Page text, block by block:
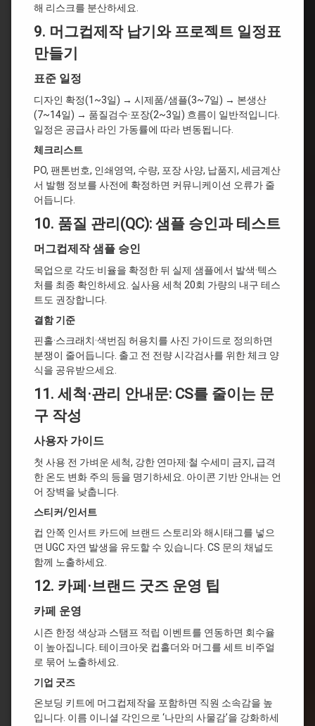
해 리스크를 분산하세요.
9. 머그컵제작 납기와 프로젝트 일정표
만들기
표준 일정
디자인 확정(1~3일) → 시제품/샘플(3~7일) → 본생산
(7~14일) → 품질검수·포장(2~3일) 흐름이 일반적입니다.
일정은 공급사 라인 가동률에 따라 변동됩니다.
체크리스트
PO, 팬톤번호, 인쇄영역, 수량, 포장 사양, 납품지, 세금계산
서 발행 정보를 사전에 확정하면 커뮤니케이션 오류가 줄
어듭니다.
10. 품질 관리(QC): 샘플 승인과 테스트
머그컵제작 샘플 승인
목업으로 각도·비율을 확정한 뒤 실제 샘플에서 발색·텍스
처를 최종 확인하세요. 실사용 세척 20회 가량의 내구 테스
트도 권장합니다.
결함 기준
핀홀·스크래치·색번짐 허용치를 사진 가이드로 정의하면
분쟁이 줄어듭니다. 출고 전 전량 시각검사를 위한 체크 양
식을 공유받으세요.
11. 세척·관리 안내문: CS를 줄이는 문
구 작성
사용자 가이드
첫 사용 전 가벼운 세척, 강한 연마제·철 수세미 금지, 급격
한 온도 변화 주의 등을 명기하세요. 아이콘 기반 안내는 언
어 장벽을 낮춥니다.
스티커/인서트
컵 안쪽 인서트 카드에 브랜드 스토리와 해시태그를 넣으
면 UGC 자연 발생을 유도할 수 있습니다. CS 문의 채널도
함께 노출하세요.
12. 카페·브랜드 굿즈 운영 팁
카페 운영
시즌 한정 색상과 스탬프 적립 이벤트를 연동하면 회수율
이 높아집니다. 테이크아웃 컵홀더와 머그를 세트 비주얼
로 묶어 노출하세요.
기업 굿즈
온보딩 키트에 머그컵제작을 포함하면 직원 소속감을 높
입니다. 이름 이니셜 각인으로 ‘나만의 사물감’을 강화하세